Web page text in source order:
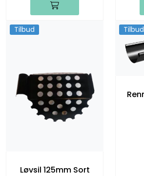
Tilbud
Løvsil 125mm Sort
Tilbud